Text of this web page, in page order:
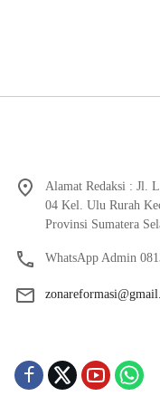
Alamat Redaksi : Jl.
04 Kel. Ulu Rurah
Provinsi Sumatera
WhatsApp Admin